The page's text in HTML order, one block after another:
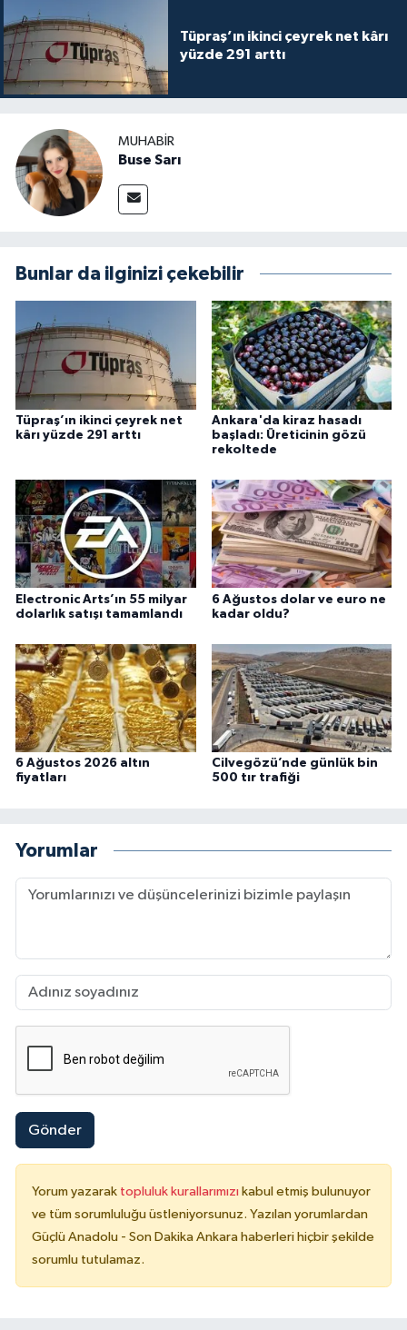
Tüpraş’ın ikinci çeyrek net kârı
yüzde 291 arttı
MUHABIR
Buse Sarı
Bunlar da ilginizi çekebilir
Tüpraş’ın ikinci çeyrek net
kârı yüzde 291 arttı
Ankara'da kiraz hasadı
başladı: Üreticinin gözü
rekoltede
Electronic Arts’ın 55 milyar
dolarlık satışı tamamlandı
6 Ağustos dolar ve euro ne
kadar oldu?
6 Ağustos 2026 altın
fiyatları
Cilvegözü’nde günlük bin
500 tır trafiği
Yorumlar
Gönder
Yorum yazarak topluluk kurallarımızı kabul etmiş bulunuyor
ve tüm sorumluluğu üstleniyorsunuz. Yazılan yorumlardan
Güçlü Anadolu - Son Dakika Ankara haberleri hiçbir şekilde
sorumlu tutulamaz.